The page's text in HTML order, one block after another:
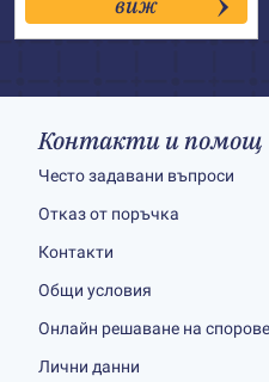
through
51.00€
Контакти и помощ
Често задавани въпроси
Отказ от поръчка
Контакти
Общи условия
Онлайн решаване на спорове
Лични данни